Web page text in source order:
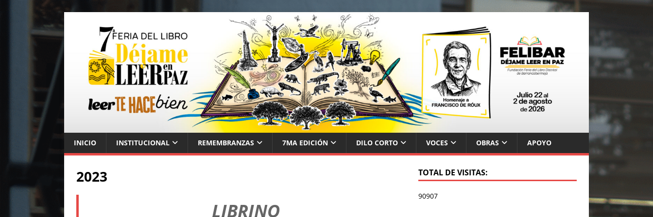
INICIO INSTITUCIONAL REMEMBRANZAS 7MA EDICIÓN DILO CORTO VOCES OBRAS APOYO
2023
LIBRINO
TOTAL DE VISITAS:
90907